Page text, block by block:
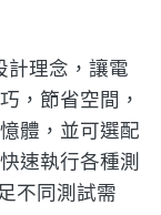
計理念，讓電
，節省空間，
體，並可選配
速執行各種測
不同測試需